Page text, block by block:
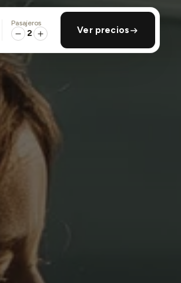
Pasajeros
2 Ver precios